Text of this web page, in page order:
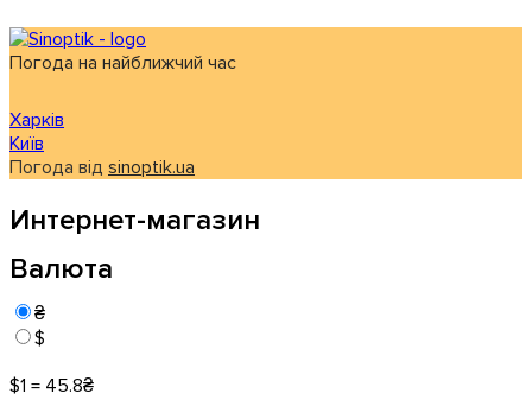
Погода на найближчий час
Харків
Київ
Погода від sinoptik.ua
Интернет-магазин
Валюта
₴
$
$1 = 45.8₴